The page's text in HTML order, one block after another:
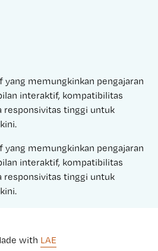
yang memungkinkan pengajaran
interaktif, kompatibilitas
responsivitas tinggi untuk
yang memungkinkan pengajaran
interaktif, kompatibilitas
responsivitas tinggi untuk
with LAE